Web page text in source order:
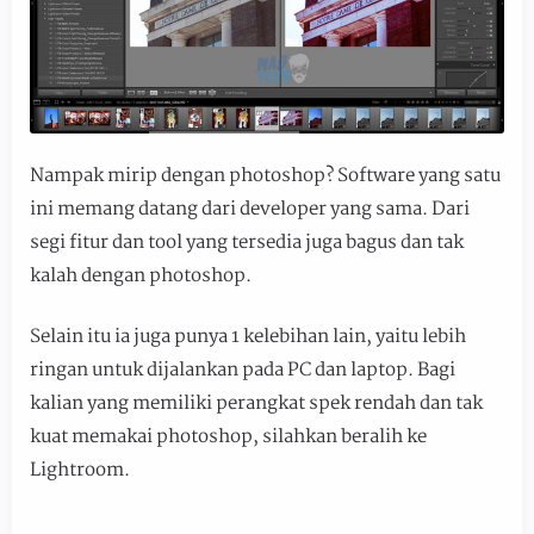
Nampak mirip dengan photoshop? Software yang satu
ini memang datang dari developer yang sama. Dari
segi fitur dan tool yang tersedia juga bagus dan tak
kalah dengan photoshop.
Selain itu ia juga punya 1 kelebihan lain, yaitu lebih
ringan untuk dijalankan pada PC dan laptop. Bagi
kalian yang memiliki perangkat spek rendah dan tak
kuat memakai photoshop, silahkan beralih ke
Lightroom.